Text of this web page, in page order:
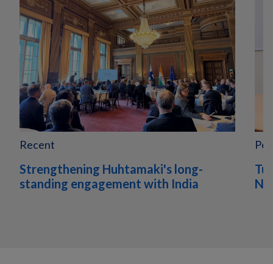
Recent
Strengthening Huhtamaki's long-
standing engagement with India